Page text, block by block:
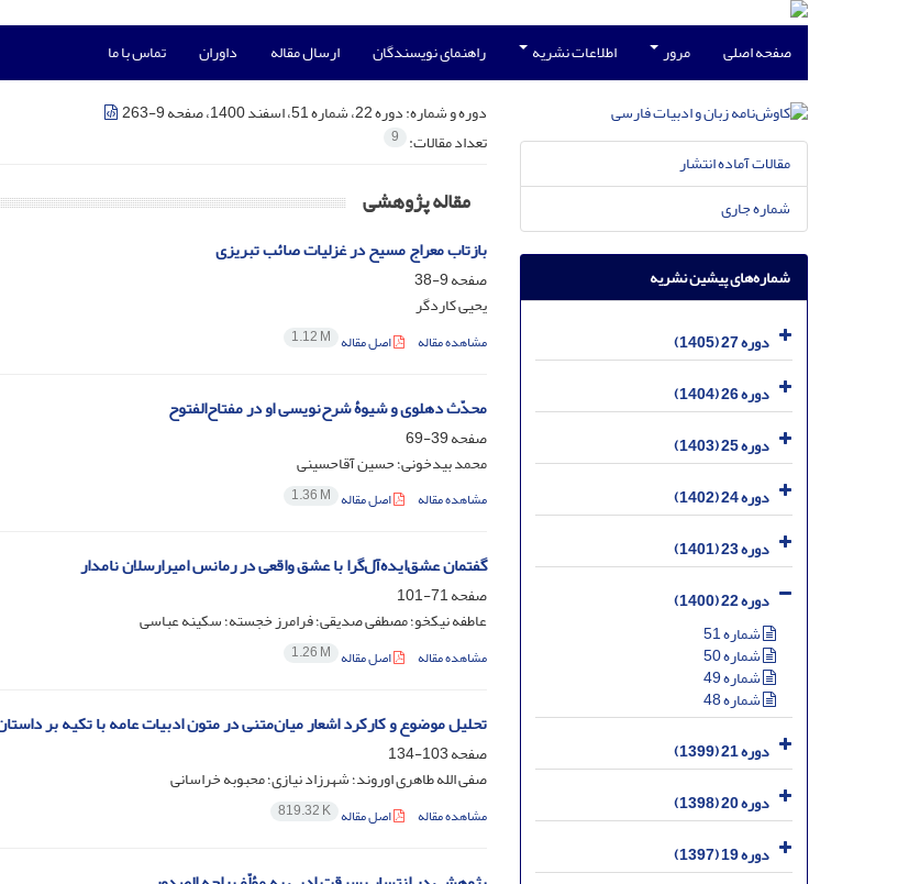
صفحه اصلی مرور اطلاعات نشریه راهنمای نویسندگان ارسال مقاله داوران تماس با ما
دوره و شماره:دوره 22، شماره 51، اسفند 1400، صفحه 9-263
تعداد مقالات: 9
مقاله پژوهشی
بازتاب معراج مسیح در غزلیات صائب تبریزی
صفحه9-38
یحیی کاردگر
مشاهده مقاله اصل مقاله 1.12 M
محدّث دهلوی و شیوۀ شرح‌نویسی او در مفتاح‌الفتوح
صفحه39-69
محمد بیدخونی؛ حسین آقاحسینی
مشاهده مقاله اصل مقاله 1.36 M
گفتمان ‌عشق‌ایده‌آل‌گرا با عشق‌ واقعی در رمانس امیرارسلان نامدار
صفحه71-101
عاطفه نیکخو؛ مصطفی صدیقی؛ فرامرز خجسته؛ سکینه عباسی
مشاهده مقاله اصل مقاله 1.26 M
تحلیل موضوع و کارکرد اشعار میان‌متنی در متون ادبیات ‌عامه با تکیه بر
صفحه103-134
صفی الله طاهری اوروند؛ شهرزاد نیازی؛ محبوبه خراسانی
مشاهده مقاله اصل مقاله 819.32 K
مقالات آماده انتشار
شماره جاری
شماره‌های پیشین نشریه
دوره 27 (1405)
دوره 26 (1404)
دوره 25 (1403)
دوره 24 (1402)
دوره 23 (1401)
دوره 22 (1400)
شماره 51
شماره 50
شماره 49
شماره 48
دوره 21 (1399)
دوره 20 (1398)
دوره 19 (1397)